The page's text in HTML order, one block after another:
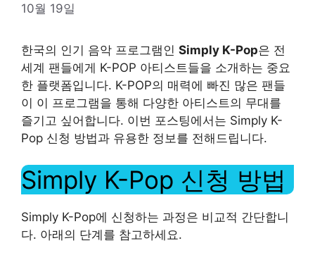
10월 19일
한국의 인기 음악 프로그램인 Simply K-Pop은 전
세계 팬들에게 K-POP 아티스트들을 소개하는 중요
한 플랫폼입니다. K-POP의 매력에 빠진 많은 팬들
이 이 프로그램을 통해 다양한 아티스트의 무대를
즐기고 싶어합니다. 이번 포스팅에서는 Simply K-
Pop 신청 방법과 유용한 정보를 전해드립니다.
Simply K-Pop 신청 방법
Simply K-Pop에 신청하는 과정은 비교적 간단합니
다. 아래의 단계를 참고하세요.